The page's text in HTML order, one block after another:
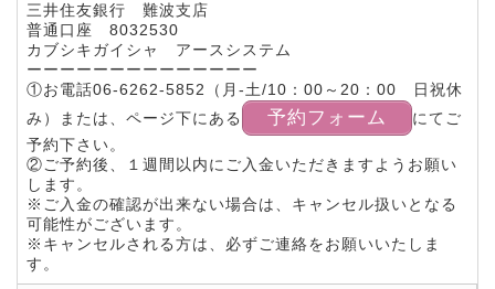
三井住友銀行 難波支店
普通口座 8032530
カブシキガイシャ アースシステム
ーーーーーーーーーーーーーー
①お電話06-6262-5852（月-土/10：00～20：00 日祝休
み）または、ページ下にある
予約フォーム
にてご
予約下さい。
②ご予約後、１週間以内にご入金いただきますようお願い
します。
※ご入金の確認が出来ない場合は、キャンセル扱いとなる
可能性がございます。
※キャンセルされる方は、必ずご連絡をお願いいたしま
す。